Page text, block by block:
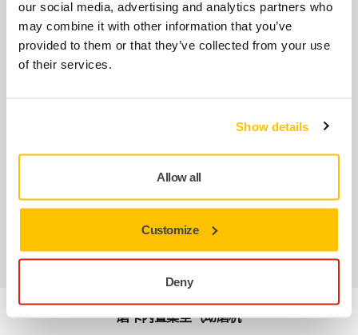
our social media, advertising and analytics partners who
may combine it with other information that you’ve
provided to them or that they’ve collected from your use
of their services.
Show details
Allow all
Customize
Deny
磨卡的气动磨机采用符合人体工程学的设计，握柄舒适、重
量分布合理。这种设计使操作员能够长时间工作并不会感到
疲劳。
为了提高操作员的舒适度，气动打磨机采用了减震技术。这
不适和疲劳感。低振动水平使操作员能够更舒适地工作，并
具有更好的操控感。
磨卡内置集尘气动磨机